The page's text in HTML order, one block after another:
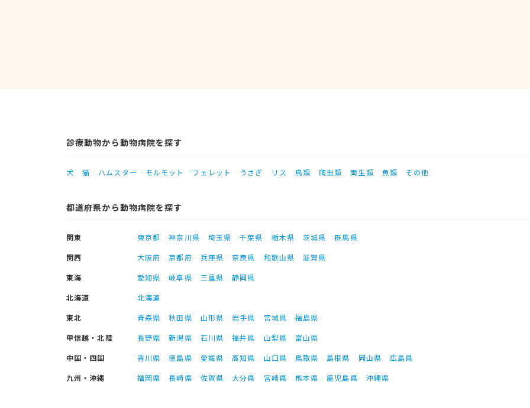
診療動物から動物病院を探す
犬 猫 ハムスター モルモット フェレット うさぎ リス 鳥類 爬虫類 両生類 魚類 その他
都道府県から動物病院を探す
関東 東京都 神奈川県 埼玉県 千葉県 栃木県 茨城県
群馬県
関西
大阪府 京都府 兵庫県 奈良県 和歌山県
滋賀県
東海
愛知県 岐阜県 三重県
静岡県
北海道
北海道
東北
青森県 秋田県 山形県 岩手県 宮城県
福島県
甲信越・北陸
長野県 新潟県 石川県 福井県 山梨県
富山県
中国・四国
香川県 徳島県 愛媛県 高知県 山口県 鳥取県 島根県 岡山県
広島県
九州・沖縄
福岡県 長崎県 佐賀県 大分県 宮崎県 熊本県 鹿児島県 沖縄県